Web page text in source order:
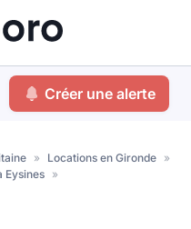
Créer une alerte
» Locations en Gironde »
Eysines »